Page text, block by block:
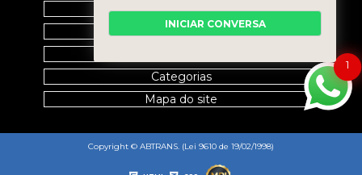
Empresa
Galeria
Categorias
Mapa do site
Copyright © ABTRANS. (Lei 9610 de 19/02/1998)
1
INICIAR CONVERSA